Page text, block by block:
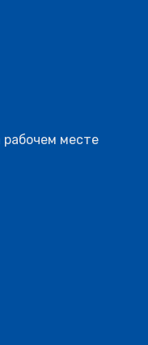
месте